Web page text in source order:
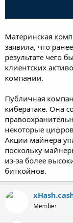
Материнская
заявила, что
результате чего
клиентских
компании.
Публичная
кибератаке. Она
некоторые
Акции майнера
поскольку
из-за более
биткойнов.
Member